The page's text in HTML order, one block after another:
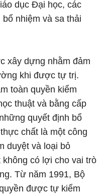
dục Đại học, các
nhiệm và sa thải
xây dựng nhằm đảm
khi được tự trị.
toàn quyền kiểm
thuật và bằng cấp
quyết định bổ
chất là một công
duyệt và loại bỏ
có lợi cho vai trò
Từ năm 1991, Bộ
được tự kiểm